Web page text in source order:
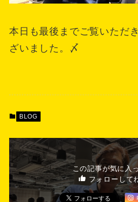
本日も最後までご覧いただ
ざいました。〆
BLOG
この記事が気に入
フォローして